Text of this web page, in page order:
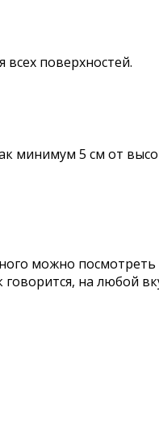
поверхностей.
минимум 5 см от
можно
на любой